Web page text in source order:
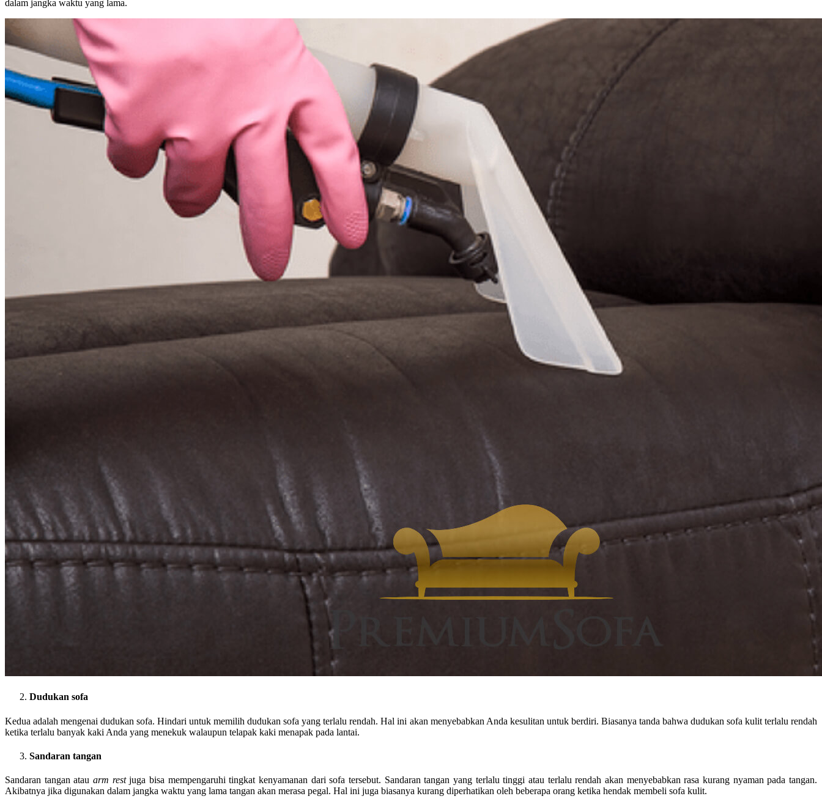
dalam jangka waktu yang lama.
Dudukan sofa
Kedua adalah mengenai dudukan sofa. Hindari untuk memilih dudukan sofa yang terlalu rendah. Hal ini akan menyebabkan Anda kesulitan untuk berdiri. Biasanya tanda bahwa dudukan sofa kulit terlalu rendah
ketika terlalu banyak kaki Anda yang menekuk walaupun telapak kaki menapak pada lantai.
Sandaran tangan
Sandaran tangan atau arm restjuga bisa mempengaruhi tingkat kenyamanan dari sofa tersebut. Sandaran tangan yang terlalu tinggi atau terlalu rendah akan menyebabkan rasa kurang nyaman pada tangan.
Akibatnya jika digunakan dalam jangka waktu yang lama tangan akan merasa pegal. Hal ini juga biasanya kurang diperhatikan oleh beberapa orang ketika hendak membeli sofa kulit.